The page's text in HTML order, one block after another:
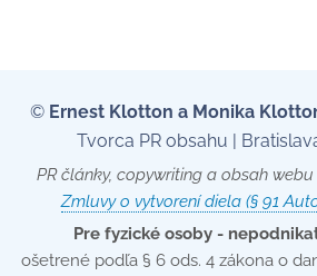
© Ernest Klotton a Monika
Tvorca PR obsahu |
📄 PR články, copywriting a obsah
Zmluvy o vytvorení diela (§ 91
Pre fyzické osoby -
ošetrené podľa § 6 ods. 4 zákona o